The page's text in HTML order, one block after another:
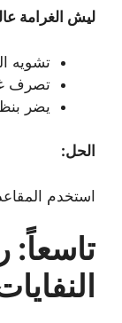
ليش الغرامة
تشويه
تصرف
يضر
الحل:
استخدم
تاسعاً: